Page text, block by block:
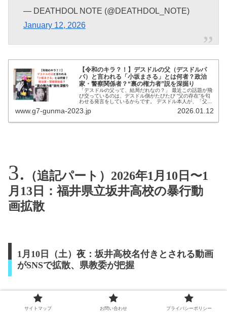
— DEATHDOL NOTE (@DEATHDOL_NOTE)
January 12, 2026
【令和のキラ？！】デスドルの父（デスドルパ
パ）と言われる「小坂まさる」とは何者？政治
家・警察関係者？“裏の権力者”説を深掘り
「デスドルの父って、結局だれなの？」 最近この話題が飛
び交っているのは、デスドル側がたびたび “父の存在”を匂
わせる発言をしているからです。 デスドル本人が、「父は
「顧問料を払っている」...
www.g7-gunma-2023.jp 2026.01.12
（追記パート）2026年1月10日〜1
月13日：福井県立坂井高校の暴行動
画拡散
1月10日（土）夜：坂井高校名付きとされる動画
がSNSで拡散、県教委が把握
福井新聞によると、
県教委は1月10日夜に動画を把握
し、事実確認を進めている旨を説明しています。
サイトマップ お問い合わせ プライバシーポリシー